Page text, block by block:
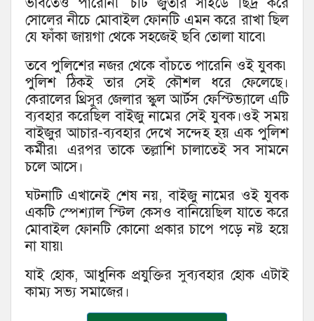
সোলের নীচে মোবাইল ফোনটি এমন করে রাখা ছিল
যে ফাঁকা জায়গা থেকে সহজেই ছবি তোলা যাবে৷
তবে পুলিশের নজর থেকে বাঁচতে পারেনি ওই যুবক৷
পুলিশ ঠিকই তার সেই কৌশল ধরে ফেলেছে।
কেরালের থ্রিসুর জেলার স্কুল আর্টস ফেস্টিভ্যালে এটি
ব্যবহার করেছিল বাইজু নামের সেই যুবক।ওই সময়
বাইজুর আচার-ব্যবহার দেখে সন্দেহ হয় এক পুলিশ
কর্মীর৷ এরপর তাকে তল্লাশি চালাতেই সব সামনে
চলে আসে।
ঘটনাটি এখানেই শেষ নয়, বাইজু নামের ওই যুবক
একটি স্পেশ্যাল স্টিল কেসও বানিয়েছিল যাতে করে
মোবাইল ফোনটি কোনো প্রকার চাপে পড়ে নষ্ট হয়ে
না যায়৷
যাই হোক, আধুনিক প্রযুক্তির সুব্যবহার হোক এটাই
কাম্য সভ্য সমাজের।